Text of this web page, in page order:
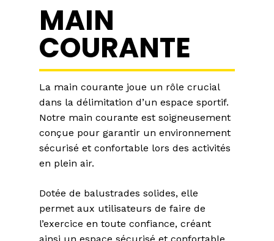
MAIN
COURANTE
La main courante joue un rôle crucial
dans la délimitation d’un espace sportif.
Notre main courante est soigneusement
conçue pour garantir un environnement
sécurisé et confortable lors des activités
en plein air.
Dotée de balustrades solides, elle
permet aux utilisateurs de faire de
l’exercice en toute confiance, créant
ainsi un espace sécurisé et confortable